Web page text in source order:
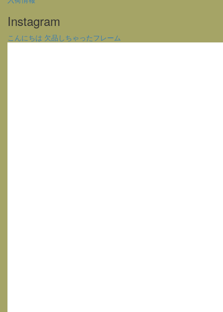
Instagram
こんにちは 欠品しちゃったフレーム